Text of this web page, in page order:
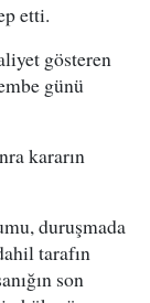
etti.
gösteren
günü
kararın
duruşmada
tarafın
son